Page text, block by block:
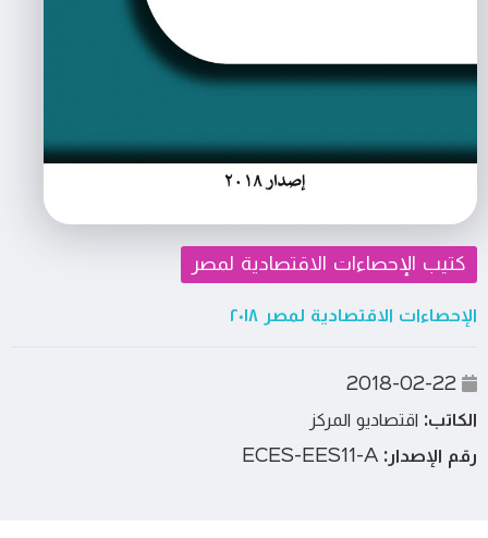
كتيب الإحصاءات الاقتصادية لمصر
الإحصاءات الاقتصادية لمصر ٢٠١٨
الكاتب: اقتصاديو المركز
رقم الإصدار: